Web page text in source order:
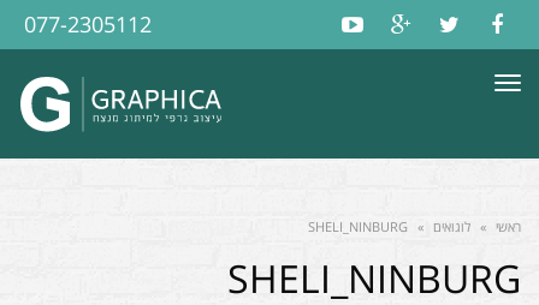
077-2305112
תפריט
ראשי » לוגואים »
SHELI_NINBURG
SHELI_NINBURG